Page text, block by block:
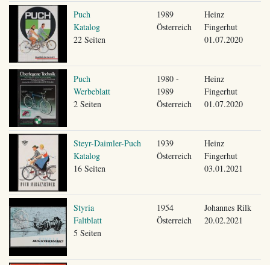
Puch
Katalog
22 Seiten
1989
Österreich
Heinz
Fingerhut
01.07.2020
Puch
Werbeblatt
2 Seiten
1980 -
1989
Österreich
Heinz
Fingerhut
01.07.2020
Steyr-Daimler-Puch
Katalog
16 Seiten
1939
Österreich
Heinz
Fingerhut
03.01.2021
Styria
Faltblatt
5 Seiten
1954
Österreich
Johannes Rilk
20.02.2021